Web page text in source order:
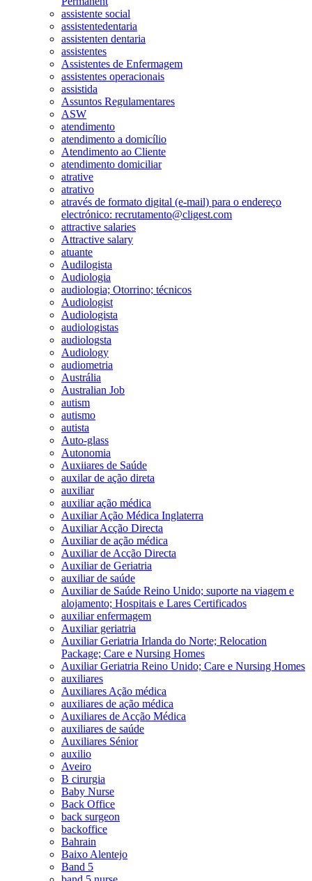
assistente social
assistentedentaria
assistenten dentaria
assistentes
Assistentes de Enfermagem
assistentes operacionais
assistida
Assuntos Regulamentares
ASW
atendimento
atendimento a domicílio
Atendimento ao Cliente
atendimento domiciliar
atrative
atrativo
através de formato digital (e-mail) para o endereço
electrónico: recrutamento@cligest.com
attractive salaries
Attractive salary
atuante
Audilogista
Audiologia
audiologia; Otorrino; técnicos
Audiologist
Audiologista
audiologistas
audiologsta
Audiology
audiometria
Austrália
Australian Job
autism
autismo
autista
Auto-glass
Autonomia
Auxiiares de Saúde
auxilar de ação direta
auxiliar
auxiliar ação médica
Auxiliar Ação Médica Inglaterra
Auxiliar Acção Directa
Auxiliar de ação médica
Auxiliar de Acção Directa
Auxiliar de Geriatria
auxiliar de saúde
Auxiliar de Saúde Reino Unido; suporte na viagem e
alojamento; Hospitais e Lares Certificados
auxiliar enfermagem
Auxiliar geriatria
Auxiliar Geriatria Irlanda do Norte; Relocation
Package; Care e Nursing Homes
Auxiliar Geriatria Reino Unido; Care e Nursing Homes
auxiliares
Auxiliares Ação médica
auxiliares de ação médica
Auxiliares de Acção Médica
auxiliares de saúde
Auxiliares Sénior
auxilio
Aveiro
B cirurgia
Baby Nurse
Back Office
back surgeon
backoffice
Bahrain
Baixo Alentejo
Band 5